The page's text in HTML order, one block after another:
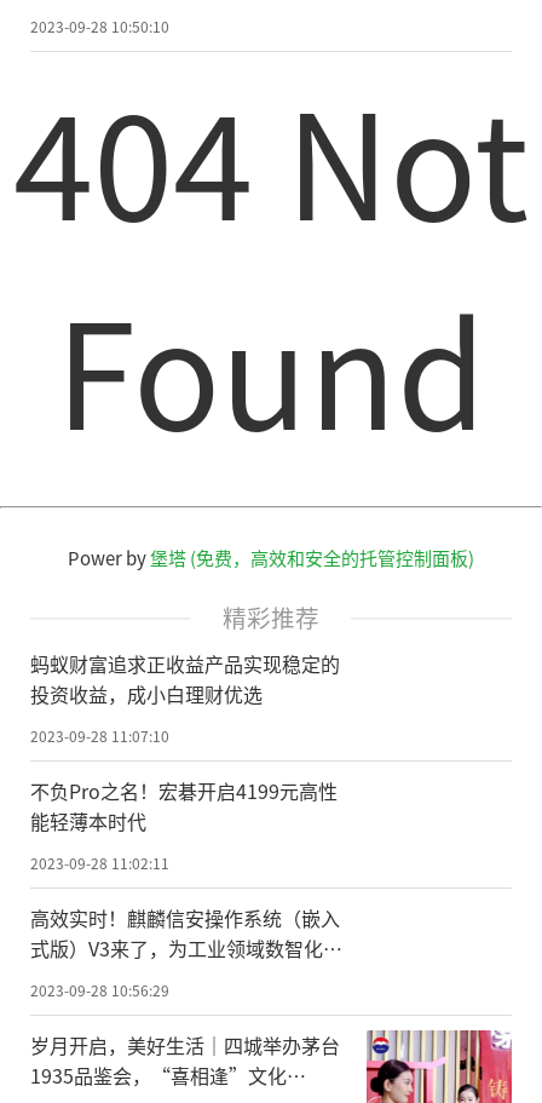
2023-09-28 10:50:10
404 Not
Found
Power by堡塔 (免费，高效和安全的托管控制面板)
精彩推荐
蚂蚁财富追求正收益产品实现稳定的
投资收益，成小白理财优选
2023-09-28 11:07:10
不负Pro之名！宏碁开启4199元高性
能轻薄本时代
2023-09-28 11:02:11
高效实时！麒麟信安操作系统（嵌入
式版）V3来了，为工业领域数智化转
型夯实安全底座
2023-09-28 10:56:29
岁月开启，美好生活｜四城举办茅台
1935品鉴会，“喜相逢”文化